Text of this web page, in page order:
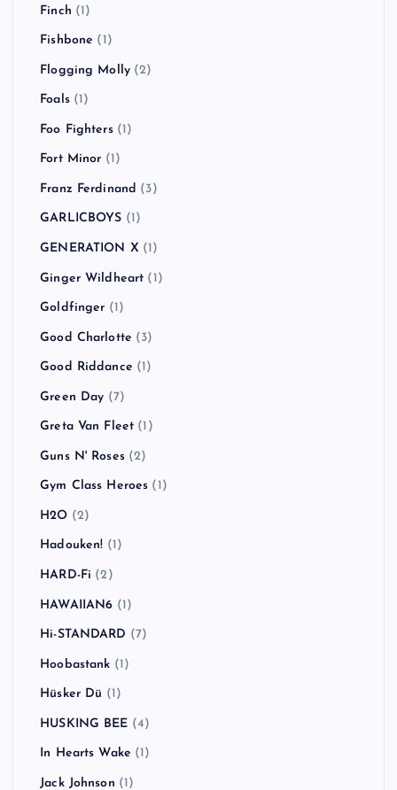
Finch (1)
Fishbone (1)
Flogging Molly (2)
Foals(1)
Foo Fighters(1)
Fort Minor (1)
Franz Ferdinand (3)
GARLICBOYS (1)
GENERATION X (1)
Ginger Wildheart (1)
Goldfinger (1)
Good Charlotte (3)
Good Riddance (1)
Green Day (7)
Greta Van Fleet (1)
Guns N' Roses(2)
Gym Class Heroes (1)
H2O (2)
Hadouken! (1)
HARD-Fi (2)
HAWAIIAN6 (1)
Hi-STANDARD (7)
Hoobastank (1)
Hüsker Dü (1)
HUSKING BEE (4)
In Hearts Wake (1)
Jack Johnson (1)